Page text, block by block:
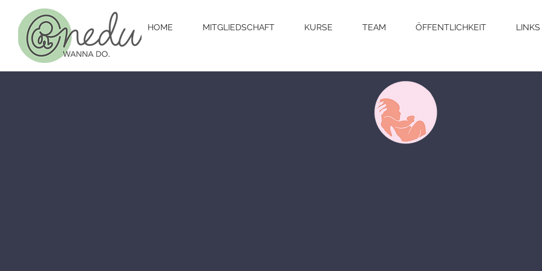
HOME MITGLIEDSCHAFT KURSE TEAM ÖFFENTLICHKEIT LINKS